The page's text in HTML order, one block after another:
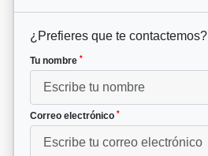
¿Prefieres que te contactemos?
Tu nombre *
Correo electrónico *